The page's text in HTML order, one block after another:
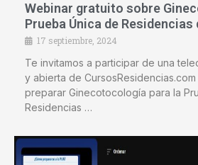
Webinar gratuito sobre
Prueba Única de Residencias
17 septiembre, 2024
Te invitamos a participar de una
y abierta de
preparar Ginecotocología para la
Residencias …